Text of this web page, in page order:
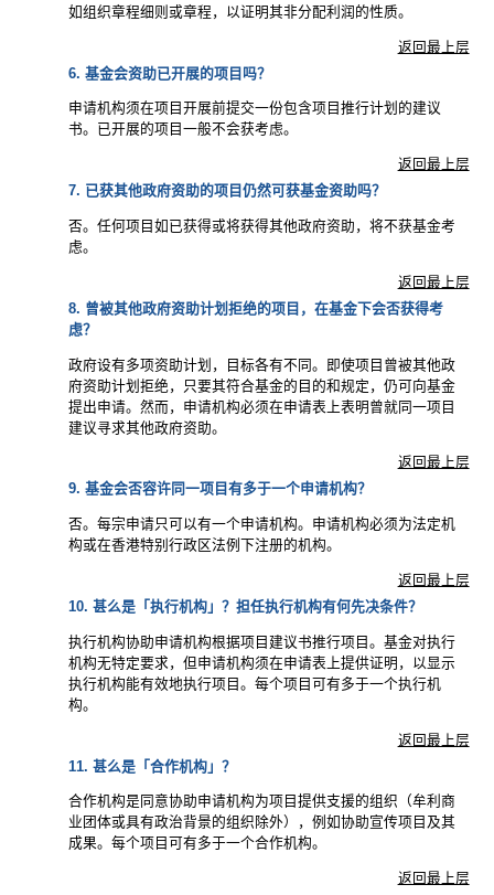
如组织章程细则或章程，以证明其非分配利润的性质。
返回最上层
6. 基金会资助已开展的项目吗？
申请机构须在项目开展前提交一份包含项目推行计划的建议
书。已开展的项目一般不会获考虑。
返回最上层
7. 已获其他政府资助的项目仍然可获基金资助吗？
否。任何项目如已获得或将获得其他政府资助，将不获基金考
虑。
返回最上层
8. 曾被其他政府资助计划拒绝的项目，在基金下会否获得考
虑？
政府设有多项资助计划，目标各有不同。即使项目曾被其他政
府资助计划拒绝，只要其符合基金的目的和规定，仍可向基金
提出申请。然而，申请机构必须在申请表上表明曾就同一项目
建议寻求其他政府资助。
返回最上层
9. 基金会否容许同一项目有多于一个申请机构？
否。每宗申请只可以有一个申请机构。申请机构必须为法定机
构或在香港特别行政区法例下注册的机构。
返回最上层
10. 甚么是「执行机构」？担任执行机构有何先决条件？
执行机构协助申请机构根据项目建议书推行项目。基金对执行
机构无特定要求，但申请机构须在申请表上提供证明，以显示
执行机构能有效地执行项目。每个项目可有多于一个执行机
构。
返回最上层
11. 甚么是「合作机构」？
合作机构是同意协助申请机构为项目提供支援的组织（牟利商
业团体或具有政治背景的组织除外），例如协助宣传项目及其
成果。每个项目可有多于一个合作机构。
返回最上层